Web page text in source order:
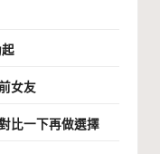
女友
比一下再做選擇